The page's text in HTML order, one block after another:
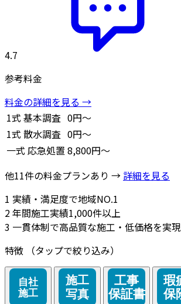
4.7
参考料金
料金の詳細を見る →
1式 基本調査 0円～
1式 散水調査 0円～
一式 応急処置 8,800円～
他11件の料金プランあり → 詳細を見る
1 実績・満足度で地域NO.1
2年間施工実績1,000件以上
3 一貫体制で高品質な施工・低価格を実現
特徴
（タップで絞り込み）